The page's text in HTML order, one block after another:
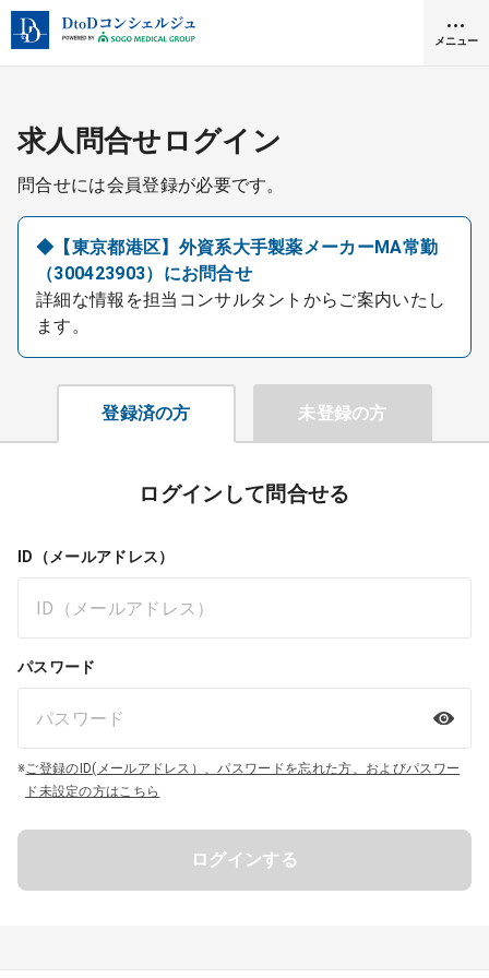
メニュー
クリニック開業
DtoDとは
お問合せ
医院の譲渡・売却をお考えの方
採用をお考えの医療機関の方
求人問合せログイン
問合せには会員登録が必要です。
◆【東京都港区】外資系大手製薬メーカーMA常勤
（300423903）にお問合せ
詳細な情報を担当コンサルタントからご案内いたし
ます。
登録済の方 未登録の方
ログインして問合せる
ID（メールアドレス）
パスワード
※ご登録のID(メールアドレス）、パスワードを忘れた方、およびパスワー
ド未設定の方はこちら
ログインする